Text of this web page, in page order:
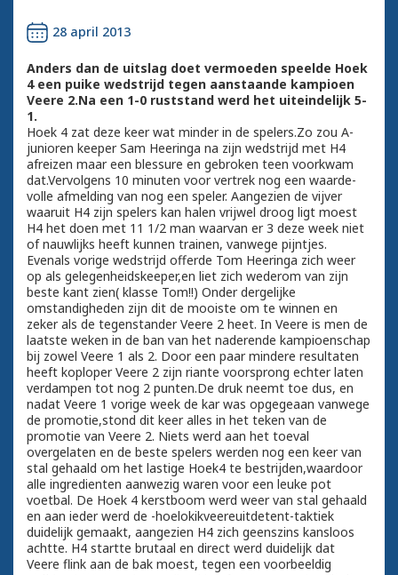
28 april 2013
Anders dan de uitslag doet vermoeden speelde Hoek
4 een puike wedstrijd tegen aanstaande kampioen
Veere 2.Na een 1-0 ruststand werd het uiteindelijk 5-
1.
Hoek 4 zat deze keer wat minder in de spelers.Zo zou A-
junioren keeper Sam Heeringa na zijn wedstrijd met H4
afreizen maar een blessure en gebroken teen voorkwam
dat.Vervolgens 10 minuten voor vertrek nog een waarde-
volle afmelding van nog een speler. Aangezien de vijver
waaruit H4 zijn spelers kan halen vrijwel droog ligt moest
H4 het doen met 11 1/2 man waarvan er 3 deze week niet
of nauwlijks heeft kunnen trainen, vanwege pijntjes.
Evenals vorige wedstrijd offerde Tom Heeringa zich weer
op als gelegenheidskeeper,en liet zich wederom van zijn
beste kant zien( klasse Tom!!) Onder dergelijke
omstandigheden zijn dit de mooiste om te winnen en
zeker als de tegenstander Veere 2 heet. In Veere is men de
laatste weken in de ban van het naderende kampioenschap
bij zowel Veere 1 als 2. Door een paar mindere resultaten
heeft koploper Veere 2 zijn riante voorsprong echter laten
verdampen tot nog 2 punten.De druk neemt toe dus, en
nadat Veere 1 vorige week de kar was opgegeaan vanwege
de promotie,stond dit keer alles in het teken van de
promotie van Veere 2. Niets werd aan het toeval
overgelaten en de beste spelers werden nog een keer van
stal gehaald om het lastige Hoek4 te bestrijden,waardoor
alle ingredienten aanwezig waren voor een leuke pot
voetbal. De Hoek 4 kerstboom werd weer van stal gehaald
en aan ieder werd de -hoelokikveereuitdetent-taktiek
duidelijk gemaakt, aangezien H4 zich geenszins kansloos
achtte. H4 startte brutaal en direct werd duidelijk dat
Veere flink aan de bak moest, tegen een voorbeeldig